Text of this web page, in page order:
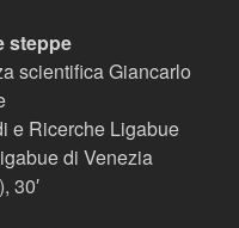
steppe
scientifica Giancarlo
e Ricerche Ligabue
di Venezia
30′